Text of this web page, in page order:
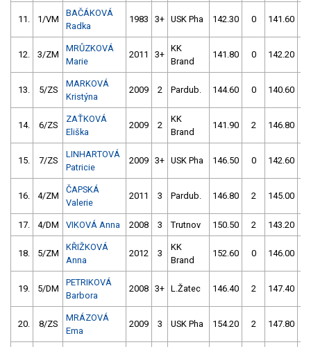
11. 1/VM
BAČÁKOVÁ
Radka
1983 3+ USK Pha 142.30 0 141.60
12. 3/ZM
MRŮZKOVÁ
Marie
2011 3+
KK
Brand
141.80 0 142.20
13. 5/ZS
MARKOVÁ
Kristýna
2009 2 Pardub. 144.60 0 140.60
14. 6/ZS
ZAŤKOVÁ
Eliška
2009 2
KK
Brand
141.90 2 146.80
15. 7/ZS
LINHARTOVÁ
Patricie
2009 3+ USK Pha 146.50 0 142.60
16. 4/ZM
ČAPSKÁ
Valerie
2011 3 Pardub. 146.80 2 145.00
17. 4/DM VIKOVÁ Anna 2008 3 Trutnov 150.50 2 143.20
18. 5/ZM
KŘIŽKOVÁ
Anna
2012 3
KK
Brand
152.60 0 146.00
19. 5/DM
PETRIKOVÁ
Barbora
2008 3+ L.Žatec 146.40 2 147.40
20. 8/ZS
MRÁZOVÁ
Ema
2009 3 USK Pha 154.20 2 147.80